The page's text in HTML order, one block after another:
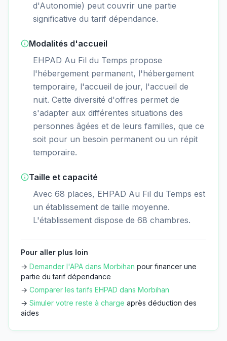
d'Autonomie) peut couvrir une partie
significative du tarif dépendance.
Modalités d'accueil
EHPAD Au Fil du Temps propose
l'hébergement permanent, l'hébergement
temporaire, l'accueil de jour, l'accueil de
nuit. Cette diversité d'offres permet de
s'adapter aux différentes situations des
personnes âgées et de leurs familles, que ce
soit pour un besoin permanent ou un répit
temporaire.
Taille et capacité
Avec 68 places, EHPAD Au Fil du Temps est
un établissement de taille moyenne.
L'établissement dispose de 68 chambres.
Pour aller plus loin
→ Demander l'APA dans Morbihan pour financer une
partie du tarif dépendance
→ Comparer les tarifs EHPAD dans Morbihan
→ Simuler votre reste à charge après déduction des
aides